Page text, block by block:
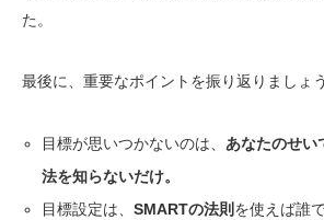
た。
最後に、重要なポイントを振り返りましょう
目標が思いつかないのは、 あなたのせい
法を知らないだけ。
目標設定は、SMARTの法則 を使えば誰